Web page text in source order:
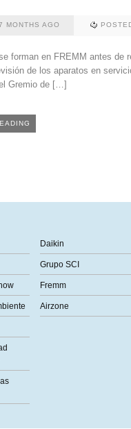
MONTHS AGO
forman en FREMM antes
de los aparatos en
Gremio de […]
Daikin
Grupo SCI
Fremm
Airzone